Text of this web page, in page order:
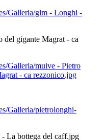
Galleria/glm - Longhi -
gigante Magrat - ca
Galleria/muive - Pietro
- ca rezzonico.jpg
Galleria/pietrolonghi-
La bottega del caff.jpg